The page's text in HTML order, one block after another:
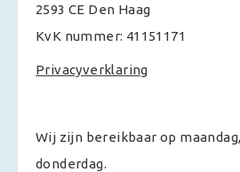
2593 CE Den Haag
KvK nummer: 41151171
Privacyverklaring
Wij zijn bereikbaar op
donderdag.